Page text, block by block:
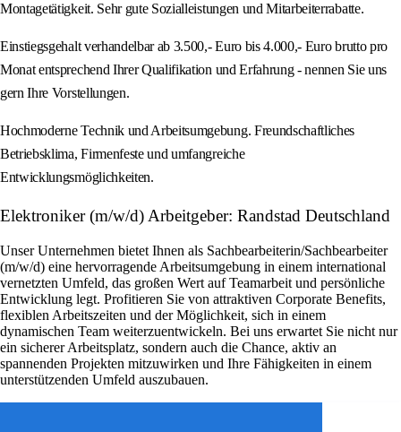
Montagetätigkeit. Sehr gute Sozialleistungen und Mitarbeiterrabatte.
Einstiegsgehalt verhandelbar ab 3.500,- Euro bis 4.000,- Euro brutto pro
Monat entsprechend Ihrer Qualifikation und Erfahrung - nennen Sie uns
gern Ihre Vorstellungen.
Hochmoderne Technik und Arbeitsumgebung. Freundschaftliches
Betriebsklima, Firmenfeste und umfangreiche
Entwicklungsmöglichkeiten.
Elektroniker (m/w/d) Arbeitgeber: Randstad Deutschland
Unser Unternehmen bietet Ihnen als Sachbearbeiterin/Sachbearbeiter
(m/w/d) eine hervorragende Arbeitsumgebung in einem international
vernetzten Umfeld, das großen Wert auf Teamarbeit und persönliche
Entwicklung legt. Profitieren Sie von attraktiven Corporate Benefits,
flexiblen Arbeitszeiten und der Möglichkeit, sich in einem
dynamischen Team weiterzuentwickeln. Bei uns erwartet Sie nicht nur
ein sicherer Arbeitsplatz, sondern auch die Chance, aktiv an
spannenden Projekten mitzuwirken und Ihre Fähigkeiten in einem
unterstützenden Umfeld auszubauen.